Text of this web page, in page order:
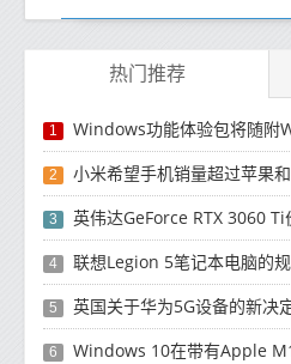
热门推荐
1 Windows功能体验包将随附
2 小米希望手机销量超过苹果
3 英伟达GeForce RTX 3060
4 联想Legion 5笔记本电脑的
5 英国关于华为5G设备的新决
6 Windows 10在带有Apple